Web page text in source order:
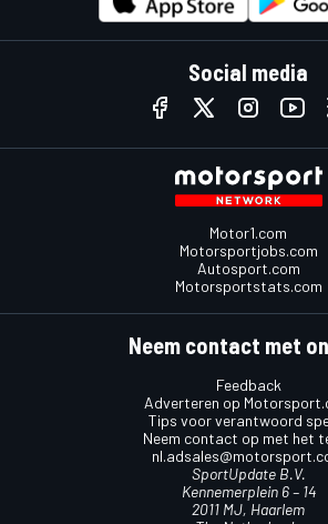
Social media
Motor1.com
Motorsportjobs.com
Autosport.com
Motorsportstats.com
Neem contact met
Feedback
Adverteren op
Tips voor verantwoord
Neem contact op met het
SportUpdate B.V.
Kennemerplein 6 – 14
2011 MJ, Haarlem